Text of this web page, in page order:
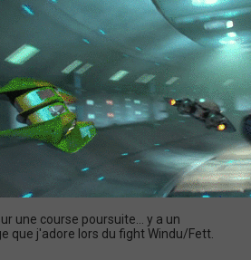
une course poursuite... y a un
que j'adore lors du fight Windu/Fett.